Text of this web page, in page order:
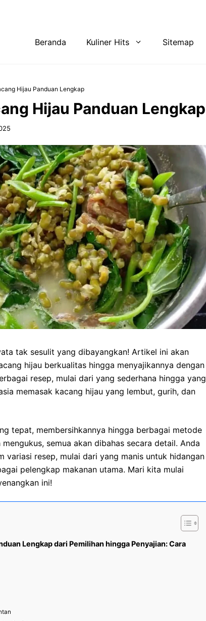
Beranda Kuliner Hits Sitemap
Hijau Panduan Lengkap
Hijau Panduan Lengkap
tak sesulit yang dibayangkan! Artikel ini akan
hijau berkualitas hingga menyajikannya dengan
resep, mulai dari yang sederhana hingga yang
memasak kacang hijau yang lembut, gurih, dan
tepat, membersihkannya hingga berbagai metode
semua akan dibahas secara detail. Anda
variasi resep, mulai dari yang manis untuk hidangan
pelengkap makanan utama. Mari kita mulai
ini!
Lengkap dari Pemilihan hingga Penyajian: Cara